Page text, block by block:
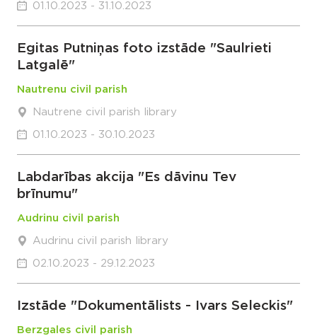
01.10.2023 - 31.10.2023
Egitas Putniņas foto izstāde "Saulrieti
Latgalē"
Nautrenu civil parish
Nautrene civil parish library
01.10.2023 - 30.10.2023
Labdarības akcija "Es dāvinu Tev
brīnumu"
Audrinu civil parish
Audrinu civil parish library
02.10.2023 - 29.12.2023
Izstāde "Dokumentālists - Ivars Seleckis"
Berzgales civil parish